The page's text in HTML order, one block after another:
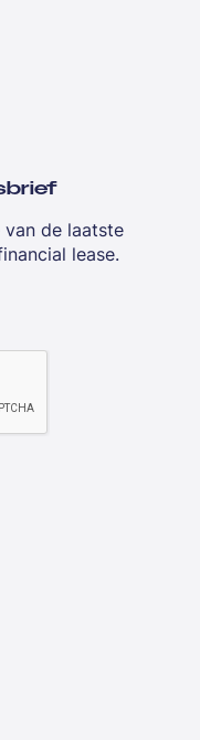
de laatste
lease.